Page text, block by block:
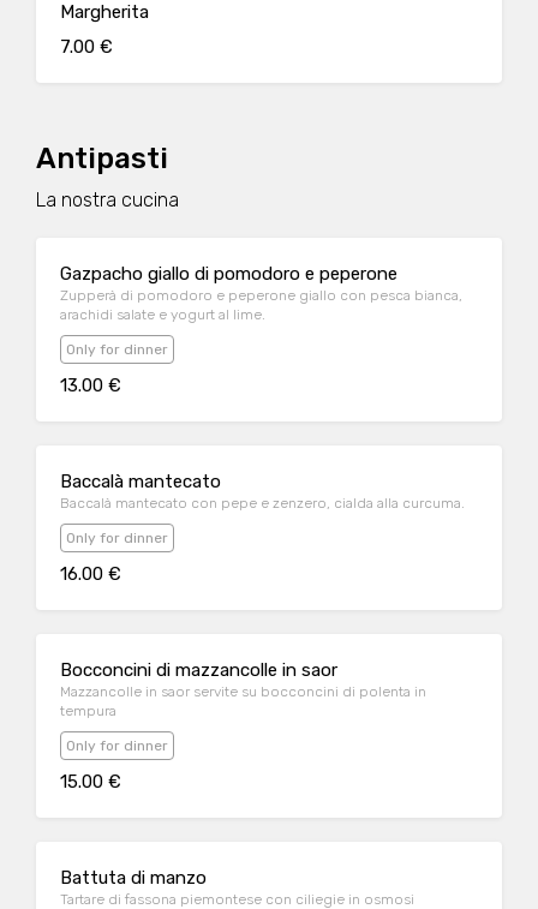
Margherita
7.00 €
Antipasti
La nostra cucina
Gazpacho giallo di pomodoro e peperone
Zupperà di pomodoro e peperone giallo con pesca bianca,
arachidi salate e yogurt al lime.
Only for dinner
13.00 €
Baccalà mantecato
Baccalà mantecato con pepe e zenzero, cialda alla curcuma.
Only for dinner
16.00 €
Bocconcini di mazzancolle in saor
Mazzancolle in saor servite su bocconcini di polenta in
tempura
Only for dinner
15.00 €
Battuta di manzo
Tartare di fassona piemontese con ciliegie in osmosi